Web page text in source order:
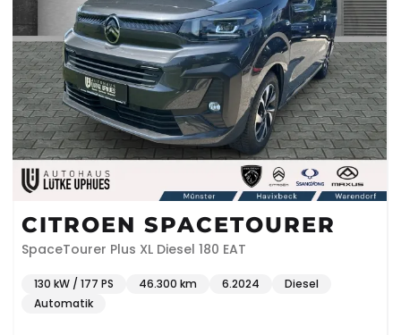
CITROEN SPACETOURER
SpaceTourer Plus XL Diesel 180 EAT
130 kW / 177 PS 46.300 km 6.2024
Diesel
Automatik